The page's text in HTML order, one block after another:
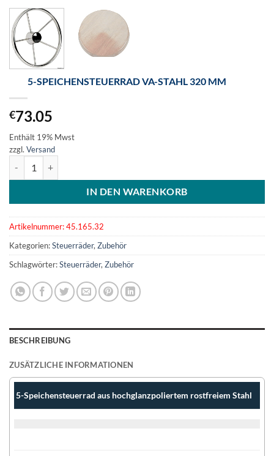
5-SPEICHENSTEUERRAD VA-STAHL 320 MM
€73.05
Enthält 19% Mwst
zzgl. Versand
IN DEN WARENKORB
Artikelnummer:45.165.32
Kategorien:Steuerräder, Zubehör
Schlagwörter:Steuerräder, Zubehör
BESCHREIBUNG
ZUSÄTZLICHE INFORMATIONEN
5-Speichensteuerrad aus hochglanzpoliertem rostfreiem Stahl